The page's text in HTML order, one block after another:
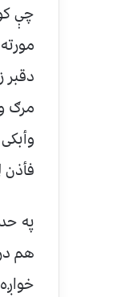
چې
دقبر
مرګ
فأذن
په
هم